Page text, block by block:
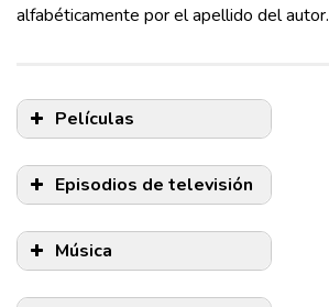
alfabéticamente por el apellido del autor.
Películas
NOTA:
Episodios de televisión
NOTA:
Música
NOTA: